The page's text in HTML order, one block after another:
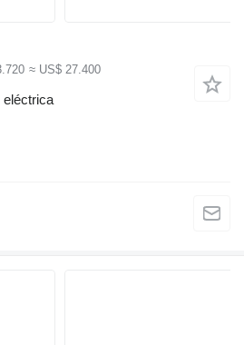
≈ US$ 27.400
eléctrica